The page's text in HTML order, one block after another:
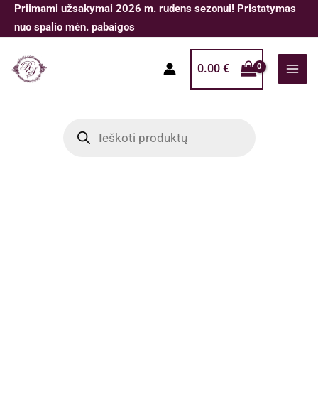
Pereiti
prie
Priimami užsakymai 2026 m. rudens sezonui! Pristatymas
nuo spalio mėn. pabaigos
0.00 €
search